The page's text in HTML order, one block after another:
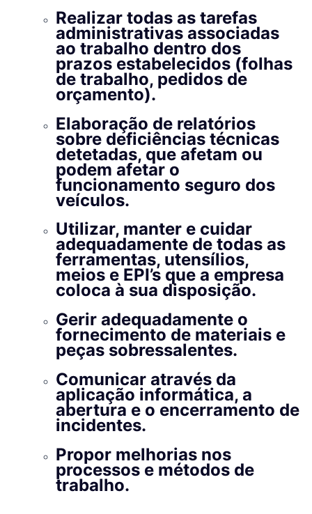
Realizar todas as tarefas
administrativas associadas
ao trabalho dentro dos
prazos estabelecidos (folhas
de trabalho, pedidos de
orçamento).
Elaboração de relatórios
sobre deficiências técnicas
detetadas, que afetam ou
podem afetar o
funcionamento seguro dos
veículos.
Utilizar, manter e cuidar
adequadamente de todas as
ferramentas, utensílios,
meios e EPI’s que a empresa
coloca à sua disposição.
Gerir adequadamente o
fornecimento de materiais e
peças sobressalentes.
Comunicar através da
aplicação informática, a
abertura e o encerramento de
incidentes.
Propor melhorias nos
processos e métodos de
trabalho.